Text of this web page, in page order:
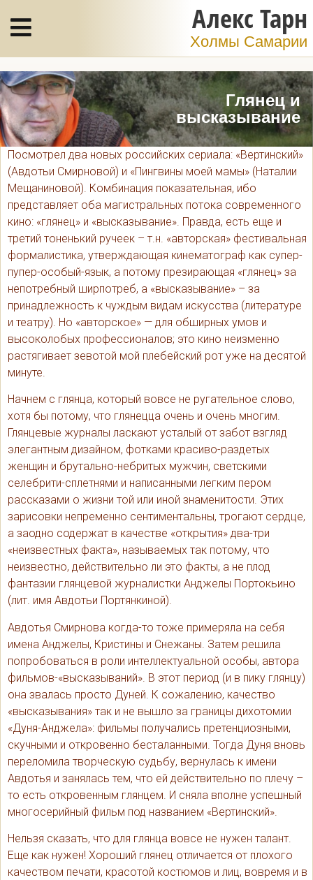
Алекс Тарн
Холмы Самарии
Глянец и
высказывание
Посмотрел два новых российских сериала: «Вертинский»
(Авдотьи Смирновой) и «Пингвины моей мамы» (Наталии
Мещаниновой). Комбинация показательная, ибо
представляет оба магистральных потока современного
кино: «глянец» и «высказывание». Правда, есть еще и
третий тоненький ручеек – т.н. «авторская» фестивальная
формалистика, утверждающая кинематограф как супер-
пупер-особый-язык, а потому презирающая «глянец» за
непотребный ширпотреб, а «высказывание» – за
принадлежность к чуждым видам искусства (литературе
и театру). Но «авторское» — для обширных умов и
высоколобых профессионалов; это кино неизменно
растягивает зевотой мой плебейский рот уже на десятой
минуте.
Начнем с глянца, который вовсе не ругательное слово,
хотя бы потому, что глянецца очень и очень многим.
Глянцевые журналы ласкают усталый от забот взгляд
элегантным дизайном, фотками красиво-раздетых
женщин и брутально-небритых мужчин, светскими
селебрити-сплетнями и написанными легким пером
рассказами о жизни той или иной знаменитости. Этих
зарисовки непременно сентиментальны, трогают сердце,
а заодно содержат в качестве «открытия» два-три
«неизвестных факта», называемых так потому, что
неизвестно, действительно ли это факты, а не плод
фантазии глянцевой журналистки Анджелы Портокьино
(лит. имя Авдотьи Портянкиной).
Авдотья Смирнова когда-то тоже примеряла на себя
имена Анджелы, Кристины и Снежаны. Затем решила
попробоваться в роли интеллектуальной особы, автора
фильмов-«высказываний». В этот период (и в пику глянцу)
она звалась просто Дуней. К сожалению, качество
«высказывания» так и не вышло за границы дихотомии
«Дуня-Анджела»: фильмы получались претенциозными,
скучными и откровенно бесталанными. Тогда Дуня вновь
переломила творческую судьбу, вернулась к имени
Авдотья и занялась тем, что ей действительно по плечу –
то есть откровенным глянцем. И сняла вполне успешный
многосерийный фильм под названием «Вертинский».
Нельзя сказать, что для глянца вовсе не нужен талант.
Еще как нужен! Хороший глянец отличается от плохого
качеством печати, красотой костюмов и лиц, вовремя и в